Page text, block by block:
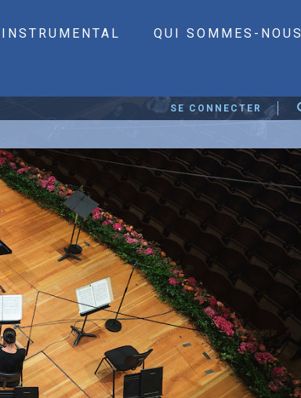
QUI SOMMES-NOUS
SE CONNECTER